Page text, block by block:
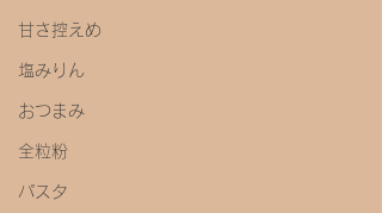
甘さ控えめ
塩みりん
おつまみ
全粒粉
パスタ